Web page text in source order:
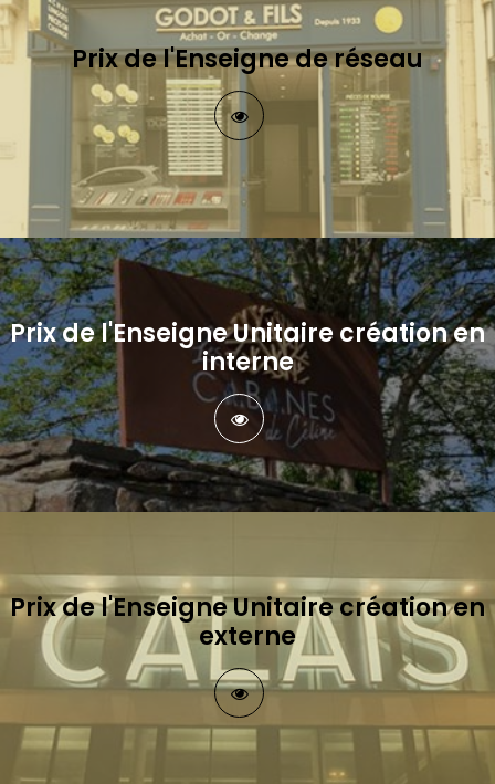
Prix de l'Enseigne de réseau
Prix de l'Enseigne Unitaire création en
interne
Prix de l'Enseigne Unitaire création en
externe